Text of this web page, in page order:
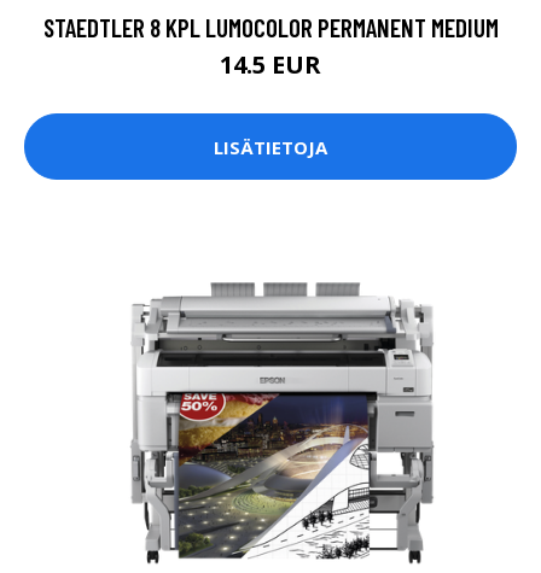
STAEDTLER 8 KPL LUMOCOLOR PERMANENT MEDIUM
14.5 EUR
LISÄTIETOJA